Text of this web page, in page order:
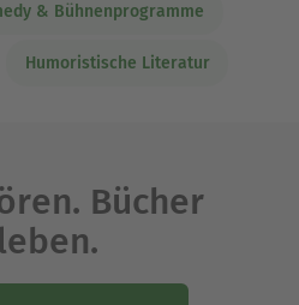
& Bühnenprogramme
Humoristische Literatur
Bücher